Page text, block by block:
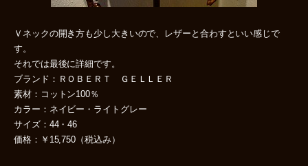
Ｖネックの開き方も少し大きいので、レザーと合わすといい感じで
す。
それでは最後に詳細です。
ブランド：ＲＯＢＥＲＴ ＧＥＬＬＥＲ
素材：コットン100％
カラー：ネイビー・ライトグレー
サイズ：44・46
価格：￥15,750（税込み）